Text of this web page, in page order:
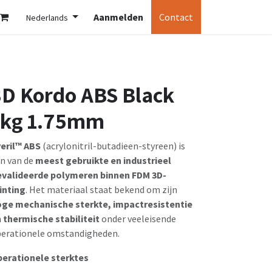
Nederlands Aanmelden Contact
Kordo ABS Black
1.75mm
ABS(acrylonitril-butadieen-styreen) is
van de meest gebruikte en industrieel
polymeren binnen FDM 3D-
. Het materiaal staat bekend om zijn
mechanische sterkte, impactresistentie
thermische stabiliteitonder veeleisende
omstandigheden.
sterktes